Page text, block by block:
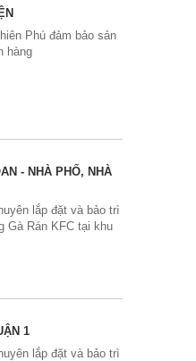
Phú đảm bảo sản
hàng
- NHÀ PHỐ, NHÀ
lắp đặt và bảo trì
Gà Rán KFC tại khu
1
lắp đặt và bảo trì